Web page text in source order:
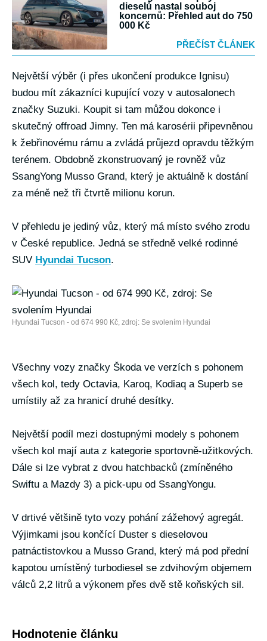
dieselů nastal souboj
koncernů: Přehled aut do 750
000 Kč
PŘEČÍST ČLÁNEK
Největší výběr (i přes ukončení produkce Ignisu)
budou mít zákazníci kupující vozy v autosalonech
značky Suzuki. Koupit si tam můžou dokonce i
skutečný offroad Jimny. Ten má karosérii připevněnou
k žebřinovému rámu a zvládá průjezd opravdu těžkým
terénem. Obdobně zkonstruovaný je rovněž vůz
SsangYong Musso Grand, který je aktuálně k dostání
za méně než tři čtvrtě milionu korun.
V přehledu je jediný vůz, který má místo svého zrodu
v České republice. Jedná se středně velké rodinné
SUV Hyundai Tucson.
Hyundai Tucson - od 674 990 Kč, zdroj: Se svolením Hyundai
Všechny vozy značky Škoda ve verzích s pohonem
všech kol, tedy Octavia, Karoq, Kodiaq a Superb se
umístily až za hranicí druhé desítky.
Největší podíl mezi dostupnými modely s pohonem
všech kol mají auta z kategorie sportovně-užitkových.
Dále si lze vybrat z dvou hatchbacků (zmíněného
Swiftu a Mazdy 3) a pick-upu od SsangYongu.
V drtivé většině tyto vozy pohání zážehový agregát.
Výjimkami jsou končící Duster s dieselovou
patnáctistovkou a Musso Grand, který má pod přední
kapotou umístěný turbodiesel se zdvihovým objemem
válců 2,2 litrů a výkonem přes dvě stě koňských sil.
Hodnotenie článku